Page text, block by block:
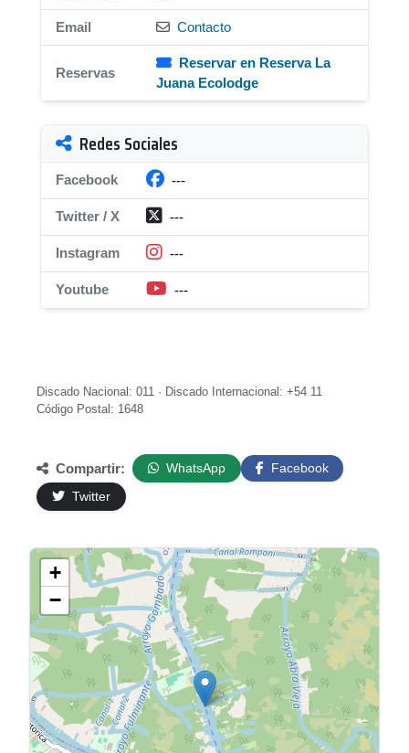
Email Contacto
Reservas
Reservar en Reserva La
Juana Ecolodge
Redes Sociales
Facebook ---
Twitter / X ---
Instagram ---
Youtube ---
Discado Nacional: 011 · Discado Internacional: +54 11
Código Postal: 1648
Compartir: WhatsApp
Facebook
Twitter
+
−